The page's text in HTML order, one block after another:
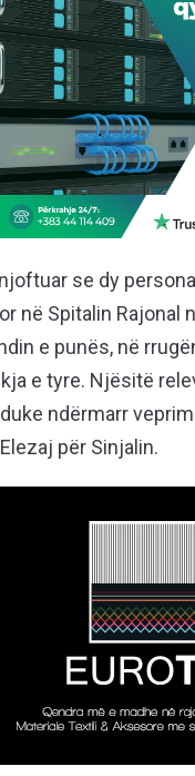
se dy
në Spitalin Rajonal
e punës, në
e tyre. Njësitë
ndërmarr
për Sinjalin.